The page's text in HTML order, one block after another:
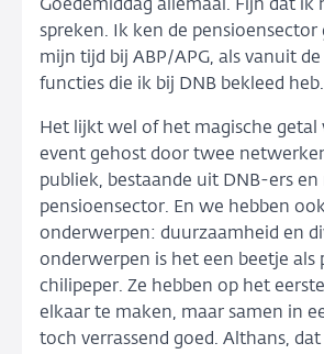
Goedemiddag allemaal. Fijn dat ik
spreken. Ik ken de
mijn tijd bij ABP/APG, als vanuit
functies die ik bij DNB bekleed heb.
Het lijkt wel of het magische getal
event gehost door twee
publiek, bestaande uit DNB-ers en
pensioensector. En we hebben
onderwerpen: duurzaamheid en
onderwerpen is het een beetje als
chilipeper. Ze hebben op het
elkaar te maken, maar samen in
toch verrassend goed. Althans,